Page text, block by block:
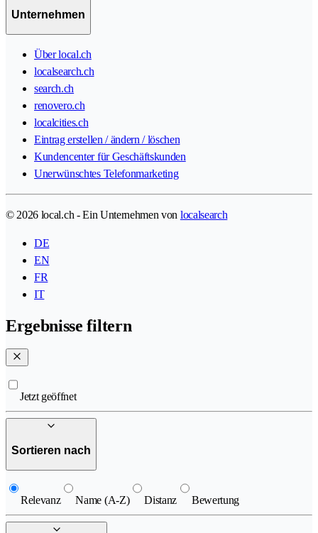
Unternehmen
Über local.ch
localsearch.ch
search.ch
renovero.ch
localcities.ch
Eintrag erstellen / ändern / löschen
Kundencenter für Geschäftskunden
Unerwünschtes Telefonmarketing
© 2026 local.ch - Ein Unternehmen von localsearch
DE
EN
FR
IT
Ergebnisse filtern
Jetzt geöffnet
Sortieren nach
Relevanz Name (A-Z) Distanz Bewertung